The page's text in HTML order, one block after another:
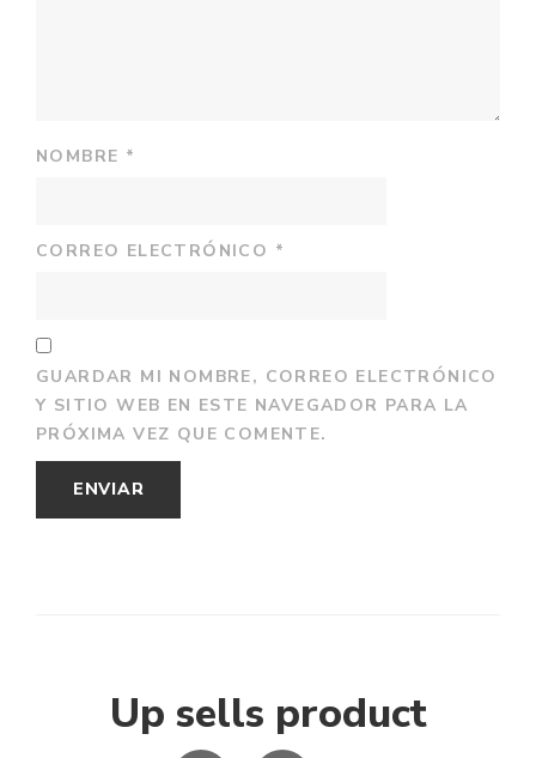
NOMBRE *
CORREO ELECTRÓNICO *
GUARDAR MI NOMBRE, CORREO ELECTRÓNICO
Y SITIO WEB EN ESTE NAVEGADOR PARA LA
PRÓXIMA VEZ QUE COMENTE.
Up sells product